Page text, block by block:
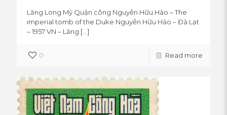
Lăng Long Mỹ Quận công Nguyễn Hữu Hào – The
imperial tomb of the Duke Nguyễn Hữu Hào – Đà Lạt
– 1957 VN – Lăng […]
0 Read more